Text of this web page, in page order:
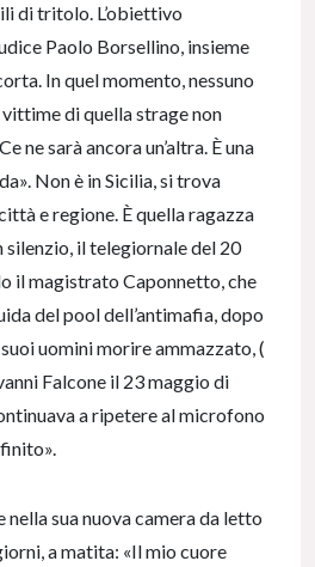
di tritolo. L’obiettivo
Paolo Borsellino, insieme
In quel momento, nessuno
di quella strage non
ne sarà ancora un’altra. È una
Non è in Sicilia, si trova
e regione. È quella ragazza
silenzio, il telegiornale del 20
il magistrato Caponnetto, che
del pool dell’antimafia, dopo
uomini morire ammazzato, (
Falcone il 23 maggio di
a ripetere al microfono
nella sua nuova camera da letto
a matita: «Il mio cuore